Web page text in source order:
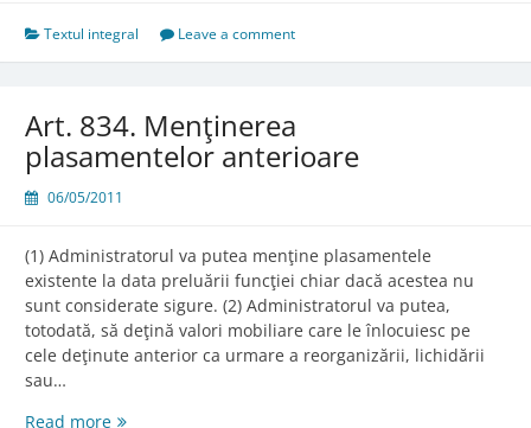
sumelor
de
Textul integral Leave a comment
Art. 834. Menţinerea
plasamentelor anterioare
06/05/2011
(1) Administratorul va putea menţine plasamentele
existente la data preluării funcţiei chiar dacă acestea nu
sunt considerate sigure. (2) Administratorul va putea,
totodată, să deţină valori mobiliare care le înlocuiesc pe
cele deţinute anterior ca urmare a reorganizării, lichidării
sau…
Read moreArt.